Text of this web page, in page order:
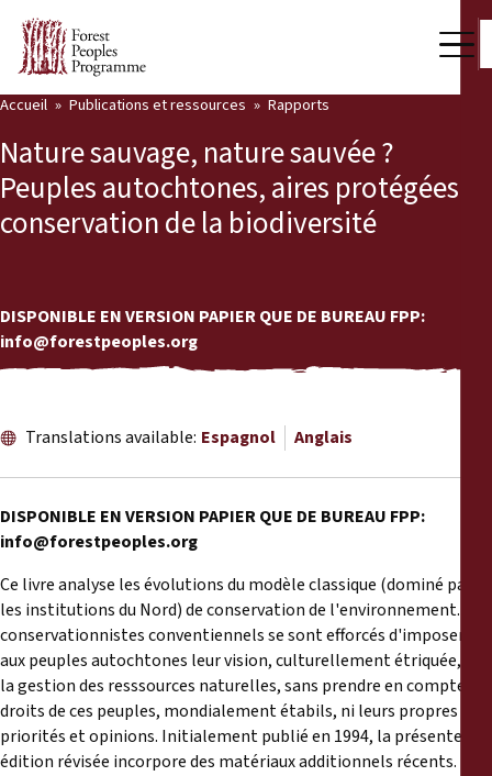
Qui nous sommes
Salle de presse
Nous soutenir
Notre travail
Voix des communautés
Partenaires et Pays
Publications et ressources
Back
Publications et ressources
Actualités
Matériel de formation
Documents d'information
Procédures juridiques
Accueil Publications et ressources Rapports
Nature sauvage, nature sauvée ?
Peuples autochtones, aires protégées et
conservation de la biodiversité
DISPONIBLE EN VERSION PAPIER QUE DE BUREAU FPP:
info@forestpeoples.org
Translations available: Espagnol Anglais
DISPONIBLE EN VERSION PAPIER QUE DE BUREAU FPP:
info@forestpeoples.org
Ce livre analyse les évolutions du modèle classique (dominé par
les institutions du Nord) de conservation de l'environnement. Les
conservationnistes conventiennels se sont efforcés d'imposer
aux peuples autochtones leur vision, culturellement étriquée, de
la gestion des resssources naturelles, sans prendre en compte les
droits de ces peuples, mondialement étabils, ni leurs propres
priorités et opinions. Initialement publié en 1994, la présente
édition révisée incorpore des matériaux additionnels récents.